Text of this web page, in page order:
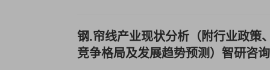
钢.帘线产业现状分析（附行业政策
竞争格局及发展趋势预测）智研咨询